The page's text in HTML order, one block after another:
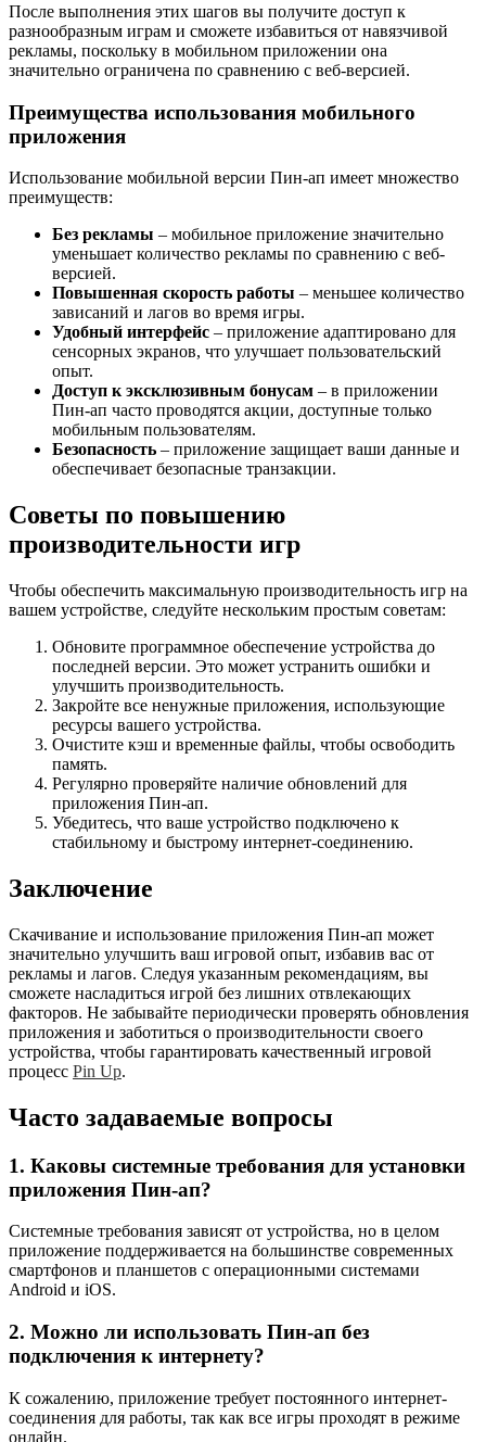
После выполнения этих шагов вы получите доступ к
разнообразным играм и сможете избавиться от навязчивой
рекламы, поскольку в мобильном приложении она
значительно ограничена по сравнению с веб-версией.
Преимущества использования мобильного
приложения
Использование мобильной версии Пин-ап имеет множество
преимуществ:
Без рекламы – мобильное приложение значительно
уменьшает количество рекламы по сравнению с веб-
версией.
Повышенная скорость работы – меньшее количество
зависаний и лагов во время игры.
Удобный интерфейс – приложение адаптировано для
сенсорных экранов, что улучшает пользовательский
опыт.
Доступ к эксклюзивным бонусам – в приложении
Пин-ап часто проводятся акции, доступные только
мобильным пользователям.
Безопасность – приложение защищает ваши данные и
обеспечивает безопасные транзакции.
Советы по повышению
производительности игр
Чтобы обеспечить максимальную производительность игр на
вашем устройстве, следуйте нескольким простым советам:
Обновите программное обеспечение устройства до
последней версии. Это может устранить ошибки и
улучшить производительность.
Закройте все ненужные приложения, использующие
ресурсы вашего устройства.
Очистите кэш и временные файлы, чтобы освободить
память.
Регулярно проверяйте наличие обновлений для
приложения Пин-ап.
Убедитесь, что ваше устройство подключено к
стабильному и быстрому интернет-соединению.
Заключение
Скачивание и использование приложения Пин-ап может
значительно улучшить ваш игровой опыт, избавив вас от
рекламы и лагов. Следуя указанным рекомендациям, вы
сможете насладиться игрой без лишних отвлекающих
факторов. Не забывайте периодически проверять обновления
приложения и заботиться о производительности своего
устройства, чтобы гарантировать качественный игровой
процесс Pin Up.
Часто задаваемые вопросы
1. Каковы системные требования для установки
приложения Пин-ап?
Системные требования зависят от устройства, но в целом
приложение поддерживается на большинстве современных
смартфонов и планшетов с операционными системами
Android и iOS.
2. Можно ли использовать Пин-ап без
подключения к интернету?
К сожалению, приложение требует постоянного интернет-
соединения для работы, так как все игры проходят в режиме
онлайн.